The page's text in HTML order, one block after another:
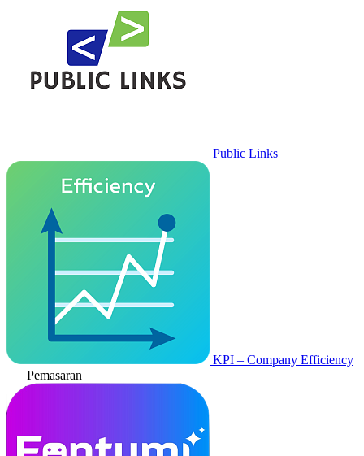
Public Links
KPI – Company Efficiency
Pemasaran